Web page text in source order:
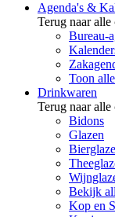
Agenda's &
Terug naar alle
Bureau-
Toon
Drinkwaren
Terug naar alle
Bidons
Glazen
Bekijk
Kop en